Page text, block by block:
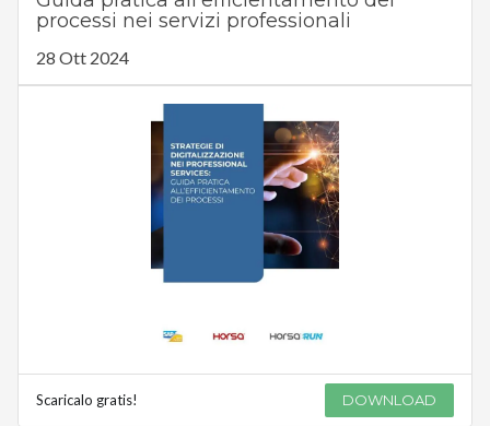
processi nei servizi professionali
28 Ott 2024
Scaricalo gratis! DOWNLOAD